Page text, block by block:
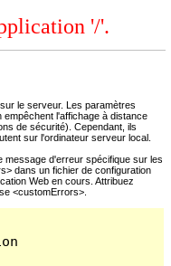
'/'.
le serveur. Les paramètres
l'affichage à distance
de sécurité). Cependant, ils
sur l'ordinateur serveur local.
message d'erreur spécifique sur les
dans un fichier de configuration
Web en cours. Attribuez
<customErrors>.